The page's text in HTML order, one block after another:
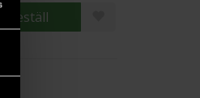
Beställ